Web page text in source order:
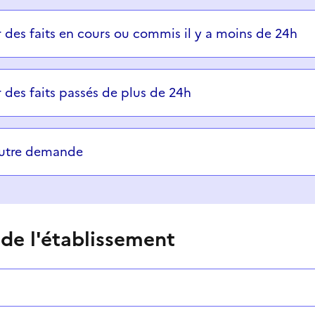
successives et les réponses s’afficheront
des faits en cours ou commis il y a moins de 24h
des faits passés de plus de 24h
demande
l'établissement